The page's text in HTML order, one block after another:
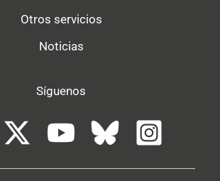
Otros servicios
Noticias
Síguenos